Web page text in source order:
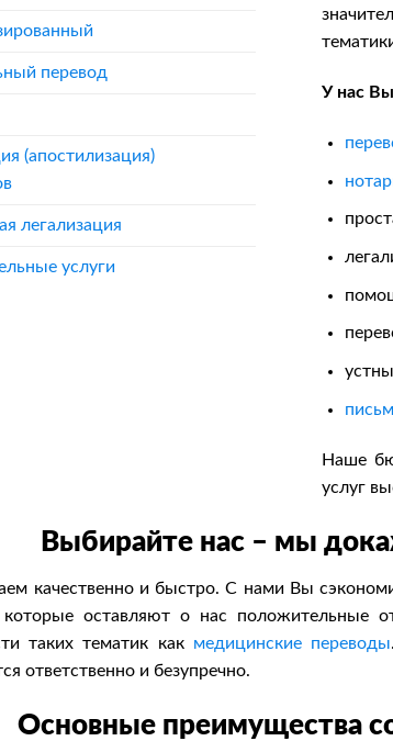
перевод
(апостилизация)
легализация
услуги
У нас
Наше
услуг
Выбирайте нас – мы
качественно и быстро. С нами Вы
которые оставляют о нас положительные
таких тематик как медицинские переводы
ответственно и безупречно.
Основные преимущества